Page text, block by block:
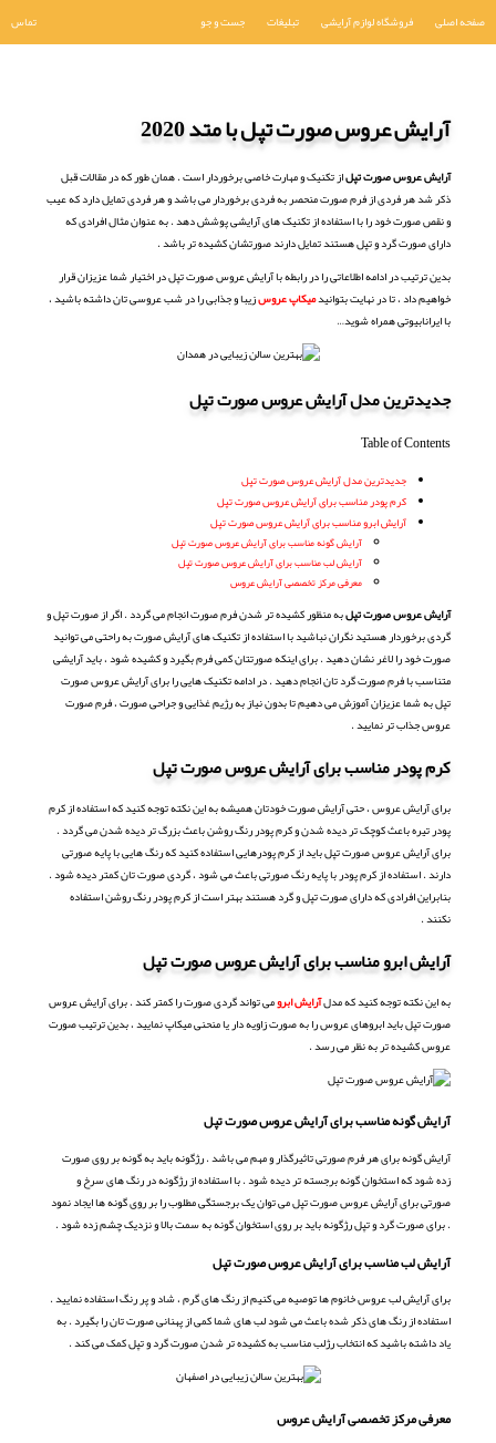
صفحه اصلی فروشگاه لوازم آرایشی تبلیغات جست و جو تماس
آرایش عروس صورت تپل با متد 2020
آرایش عروس صورت تپلاز تکنیک و مهارت خاصی برخوردار است . همان طور که در مقالات قبل
ذکر شد هر فردی از فرم صورت منحصر به فردی برخوردار می باشد و هر فردی تمایل دارد که عیب
و نقص صورت خود را با استفاده از تکنیک های آرایشی پوشش دهد . به عنوان مثال افرادی که
دارای صورت گرد و تپل هستند تمایل دارند صورتشان کشیده تر باشد .
بدین ترتیب در ادامه اطلاعاتی را در رابطه با آرایش عروس صورت تپل در اختیار شما عزیزان قرار
خواهیم داد ، تا در نهایت بتوانیدمیکاپ عروسزیبا و جذابی را در شب عروسی تان داشته باشید ،
با ایرانابیوتی همراه شوید…
جدیدترین مدل آرایش عروس صورت تپل
Table of Contents
جدیدترین مدل آرایش عروس صورت تپل
کرم پودر مناسب برای آرایش عروس صورت تپل
آرایش ابرو مناسب برای آرایش عروس صورت تپل
آرایش گونه مناسب برای آرایش عروس صورت تپل
آرایش لب مناسب برای آرایش عروس صورت تپل
معرفی مرکز تخصصی آرایش عروس
آرایش عروس صورت تپلبه منظور کشیده تر شدن فرم صورت انجام می گردد . اگر از صورت تپل و
گردی برخوردار هستید نگران نباشید با استفاده از تکنیک های آرایش صورت به راحتی می توانید
صورت خود را لاغر نشان دهید . برای اینکه صورتتان کمی فرم بگیرد و کشیده شود ، باید آرایشی
متناسب با فرم صورت گرد تان انجام دهید . در ادامه تکنیک هایی را برای آرایش عروس صورت
تپل به شما عزیزان آموزش می دهیم تا بدون نیاز به رژیم غذایی و جراحی صورت ، فرم صورت
عروس جذاب تر نمایید .
کرم پودر مناسب برای آرایش عروس صورت تپل
برای آرایش عروس ، حتی آرایش صورت خودتان همیشه به این نکته توجه کنید که استفاده از کرم
پودر تیره باعث کوچک تر دیده شدن و کرم پودر رنگ روشن باعث بزرگ تر دیده شدن می گردد .
برای آرایش عروس صورت تپل باید از کرم پودرهایی استفاده کنید که رنگ هایی با پایه صورتی
دارند . استفاده از کرم پودر با پایه رنگ صورتی باعث می شود ، گردی صورت تان کمتر دیده شود .
بنابراین افرادی که دارای صورت تپل و گرد هستند بهتر است از کرم پودر رنگ روشن استفاده
نکنند .
آرایش ابرو مناسب برای آرایش عروس صورت تپل
به این نکته توجه کنید که مدلآرایش ابرومی تواند گردی صورت را کمتر کند . برای آرایش عروس
صورت تپل باید ابروهای عروس را به صورت زاویه دار یا منحنی میکاپ نمایید ، بدین ترتیب صورت
عروس کشیده تر به نظر می رسد .
آرایش گونه مناسب برای آرایش عروس صورت تپل
آرایش گونه برای هر فرم صورتی تاثیرگذار و مهم می باشد . رژگونه باید به گونه بر روی صورت
زده شود که استخوان گونه برجسته تر دیده شود . با استفاده از رژگونه در رنگ های سرخ و
صورتی برای آرایش عروس صورت تپل می توان یک برجستگی مطلوب را بر روی گونه ها ایجاد نمود
. برای صورت گرد و تپل رژگونه باید بر روی استخوان گونه به سمت بالا و نزدیک چشم زده شود .
آرایش لب مناسب برای آرایش عروس صورت تپل
برای آرایش لب عروس خانوم ها توصیه می کنیم از رنگ های گرم ، شاد و پر رنگ استفاده نمایید .
استفاده از رنگ های ذکر شده باعث می شود لب های شما کمی از پهنانی صورت تان را بگیرد . به
یاد داشته باشید که انتخاب رژلب مناسب به کشیده تر شدن صورت گرد و تپل کمک می کند .
معرفی مرکز تخصصی آرایش عروس